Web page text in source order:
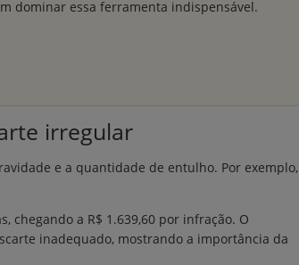
dominar essa ferramenta indispensável.
irregular
e a quantidade de entulho. Por exemplo,
chegando a R$ 1.639,60 por infração. O
inadequado, mostrando a importância da